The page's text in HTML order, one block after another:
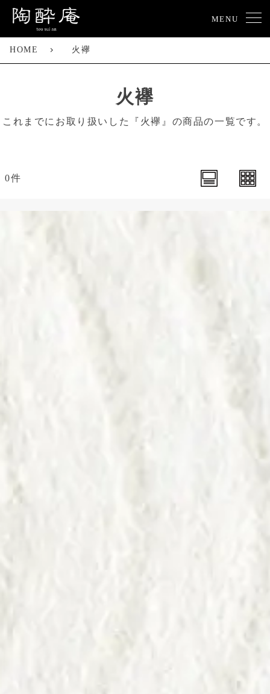
MENU
HOME 火襷
火襷
これまでにお取り扱いした『火襷』の商品の一覧です。
0件